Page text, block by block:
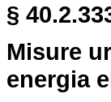
§
Misure
energia